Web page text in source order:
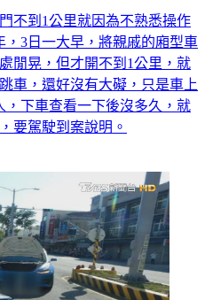
不到1公里就因為不熟悉操作
3日一大早，將親戚的廂型車
閒晃，但才開不到1公里，就
車，還好沒有大礙，只是車上
下車查看一下後沒多久，就
要駕駛到案說明。